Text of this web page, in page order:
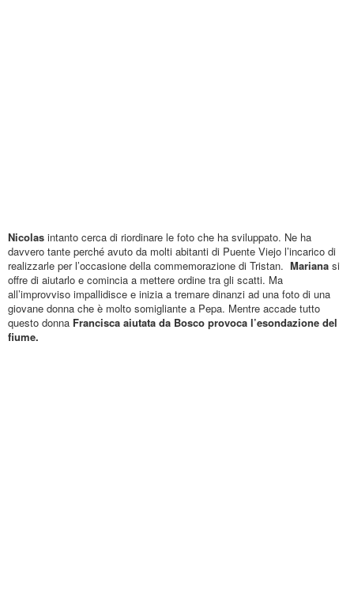
Nicolas intanto cerca di riordinare le foto che ha sviluppato. Ne ha
davvero tante perché avuto da molti abitanti di Puente Viejo l’incarico di
realizzarle per l’occasione della commemorazione di Tristan. Mariana si
offre di aiutarlo e comincia a mettere ordine tra gli scatti. Ma
all’improvviso impallidisce e inizia a tremare dinanzi ad una foto di una
giovane donna che è molto somigliante a Pepa. Mentre accade tutto
questo donna Francisca aiutata da Bosco provoca l’esondazione del
fiume.